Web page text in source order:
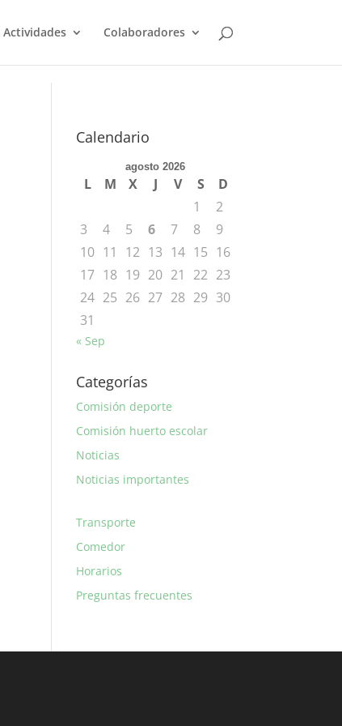
Actividades Colaboradores
Calendario
agosto 2026
L M X J V S
D
1
2
3
4 5 6 7 8
9
10 11 12 13 14 15 16
17 18 19 20 21 22 23
24 25 26 27 28 29 30
31
« Sep
Categorías
Comisión deporte
Comisión huerto escolar
Noticias
Noticias importantes
Transporte
Comedor
Horarios
Preguntas frecuentes